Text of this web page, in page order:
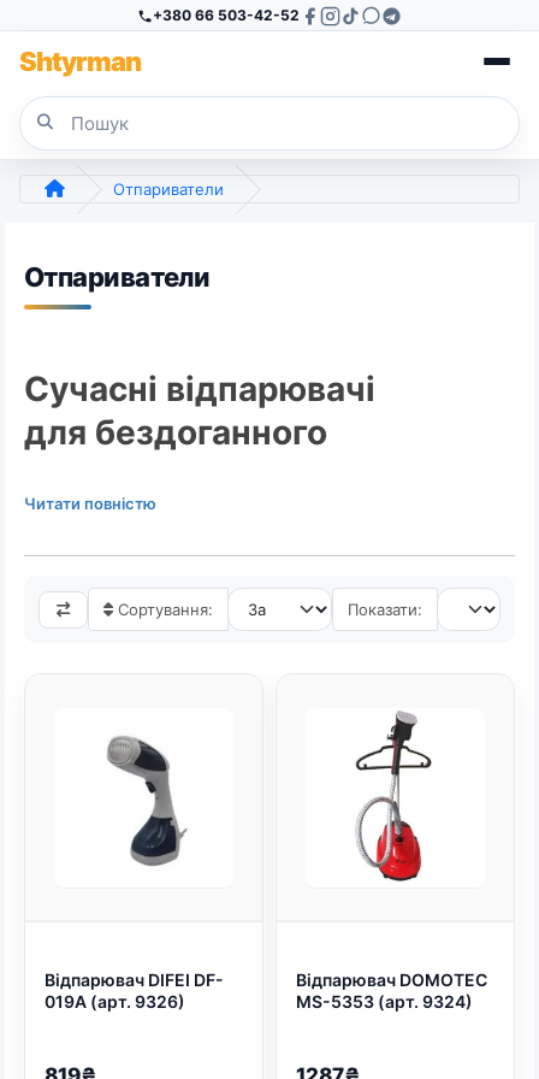
+380 66 503-42-52
Shtyrman
Отпариватели
Отпариватели
Сучасні відпарювачі
для бездоганного
одягу
пуховиків, штор або костюмів складного
пристрій, який розгладжує складки
потужним струменем пари, не
торкаючись гарячою підошвою до
тканини. Це гарантує відсутність
блискучих плям, заломів та пропалених
парової техніки, яка не лише ідеально
Читати повністю
Сортування: Показати:
Відпарювач DIFEI DF-
019A (арт. 9326)
Відпарювач DOMOTEC
MS-5353 (арт. 9324)